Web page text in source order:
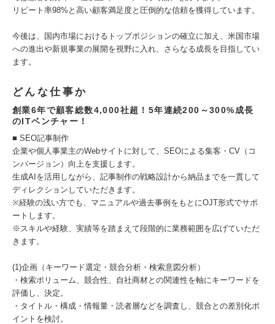
リピート率98%と高い顧客満足度と圧倒的な信頼を獲得しています。
今後は、国内市場におけるトップポジションの確立に加え、米国市場
への進出や新規事業の展開を視野に入れ、さらなる成長を目指してい
ます。
どんな仕事か
創業6年で顧客総数4,000社超！5年連続200～300%成長
のITベンチャー！
■ SEO記事制作
企業や個人事業主のWebサイトに対して、SEOによる集客・CV（コ
ンバージョン）向上を支援します。
生成AIを活用しながら、記事制作の戦略設計から納品までを一貫して
ディレクションしていただきます。
※経験の浅い方でも、マニュアルや過去事例をもとにOJT形式でサポ
ートします。
※スキルや経験、実績等を踏まえて段階的に業務範囲を広げていただ
きます。
(1)企画（キーワード選定・競合分析・検索意図分析）
・検索ボリューム、競合性、自社商材との関連性を軸にキーワードを
評価し、決定。
・タイトル・構成・情報量・読者層などを調査し、競合との差別化ポ
イントを検討。